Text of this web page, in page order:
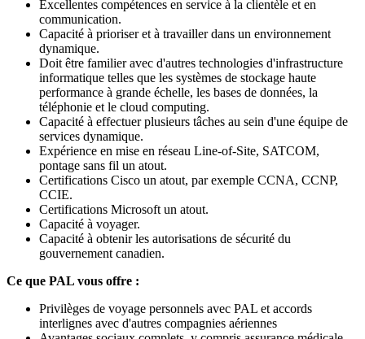
Excellentes compétences en service à la clientèle et en
communication.
Capacité à prioriser et à travailler dans un environnement
dynamique.
Doit être familier avec d'autres technologies d'infrastructure
informatique telles que les systèmes de stockage haute
performance à grande échelle, les bases de données, la
téléphonie et le cloud computing.
Capacité à effectuer plusieurs tâches au sein d'une équipe de
services dynamique.
Expérience en mise en réseau Line-of-Site, SATCOM,
pontage sans fil un atout.
Certifications Cisco un atout, par exemple CCNA, CCNP,
CCIE.
Certifications Microsoft un atout.
Capacité à voyager.
Capacité à obtenir les autorisations de sécurité du
gouvernement canadien.
Ce que PAL vous offre :
Privilèges de voyage personnels avec PAL et accords
interlignes avec d'autres compagnies aériennes